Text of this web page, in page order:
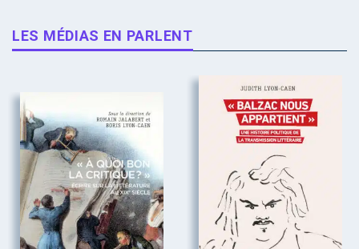
LES MÉDIAS EN PARLENT